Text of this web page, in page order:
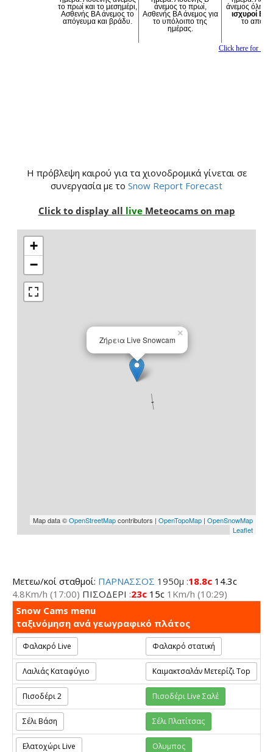
H πρόβλεψη καιρού για τα χιονοδρομικά γίνεται σε
συνεργασία με το Snow Report Forecast
Μετεω/κοί σταθμοί: ΠΑΡΝΑΣΣΟΣ 1950μ :18.8c 14.3c
4.8Km/h (17:00) ΠΙΣΟΔΕΡΙ :23c 15c 1Km/h (10:29)
Snow Cams menu
ταξινόμηση ανά γεωγραφικό πλάτος
Φαλακρό Live Φαλακρό στατική
Λαιλιάς Καταφύγιο Καιμακτσαλάν Μετερίζι Top
Πισοδέρι 2 Πισοδέρι Live Σαλέ
Σέλι Βάση Σέλι Πλατίτσας
Ελατοχώρι Live Ολυμπος